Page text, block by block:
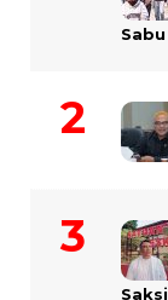
Sabu
Saksi